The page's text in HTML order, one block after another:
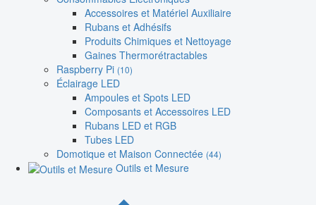
Accessoires et Matériel Auxiliaire
Rubans et Adhésifs
Produits Chimiques et Nettoyage
Gaines Thermorétractables
Raspberry Pi (10)
Éclairage LED
Ampoules et Spots LED
Composants et Accessoires LED
Rubans LED et RGB
Tubes LED
Domotique et Maison Connectée (44)
Outils et Mesure